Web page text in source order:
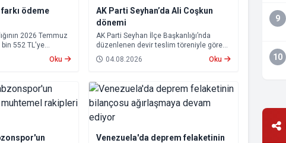
ödeme
2026 Temmuz
552 TL'ye
oluşan maaş
tarihinde
Oku
AK Parti Seyhan’da Ali Coşkun
dönemi
AK Parti Seyhan İlçe Başkanlığı’nda
düzenlenen devir teslim töreniyle görevi
devralan Ali Coşkun resmen görevine
başladı. Hizmet vurgusu yapan Coşkun,
metrekaresine sevdalı olmaktır” dedi.
04.08.2026 Oku
Venezuela'da deprem felaketinin
9
10